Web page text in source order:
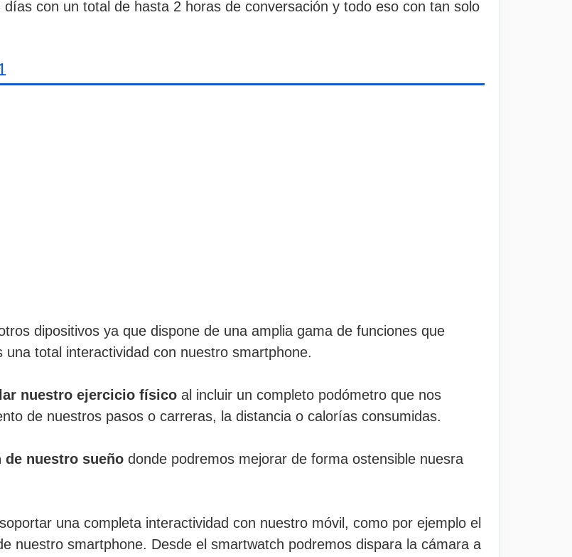
con un total de hasta 2 horas de conversación y todo eso con tan solo
dipositivos ya que dispone de una amplia gama de funciones que
total interactividad con nuestro smartphone.
nuestro ejercicio físico al incluir un completo podómetro que nos
de nuestros pasos o carreras, la distancia o calorías consumidas.
nuestro sueño donde podremos mejorar de forma ostensible nuesra
una completa interactividad con nuestro móvil, como por ejemplo el
nuestro smartphone. Desde el smartwatch podremos dispara la cámara a